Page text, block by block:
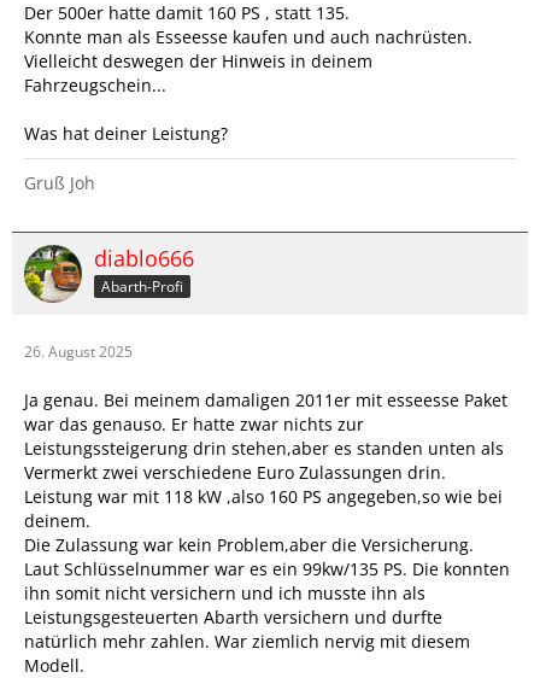
Der 500er hatte damit 160 PS , statt 135.
Konnte man als Esseesse kaufen und auch nachrüsten.
Vielleicht deswegen der Hinweis in deinem
Fahrzeugschein...
Was hat deiner Leistung?
Gruß Joh
diablo666
Abarth-Profi
26. August 2025
Ja genau. Bei meinem damaligen 2011er mit esseesse Paket
war das genauso. Er hatte zwar nichts zur
Leistungssteigerung drin stehen,aber es standen unten als
Vermerkt zwei verschiedene Euro Zulassungen drin.
Leistung war mit 118 kW ,also 160 PS angegeben,so wie bei
deinem.
Die Zulassung war kein Problem,aber die Versicherung.
Laut Schlüsselnummer war es ein 99kw/135 PS. Die konnten
ihn somit nicht versichern und ich musste ihn als
Leistungsgesteuerten Abarth versichern und durfte
natürlich mehr zahlen. War ziemlich nervig mit diesem
Modell.